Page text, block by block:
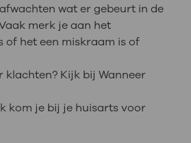
wat er gebeurt in de
merk je aan het
of het een miskraam is of
klachten? Kijk bij Wanneer
kom je bij je huisarts voor